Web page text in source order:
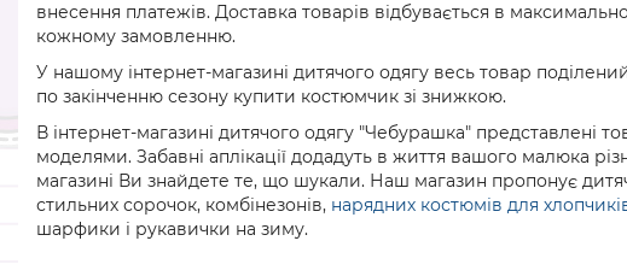
внесення платежів. Доставка товарів відбувається в
кожному замовленню.
У нашому інтернет-магазині дитячого одягу весь товар
по закінченню сезону купити костюмчик зі знижкою.
В інтернет-магазині дитячого одягу "Чебурашка" представлені
моделями. Забавні аплікації додадуть в життя вашого малюка
магазині Ви знайдете те, що шукали. Наш магазин пропонує
стильних сорочок, комбінезонів, нарядних костюмів для
шарфики і рукавички на зиму.